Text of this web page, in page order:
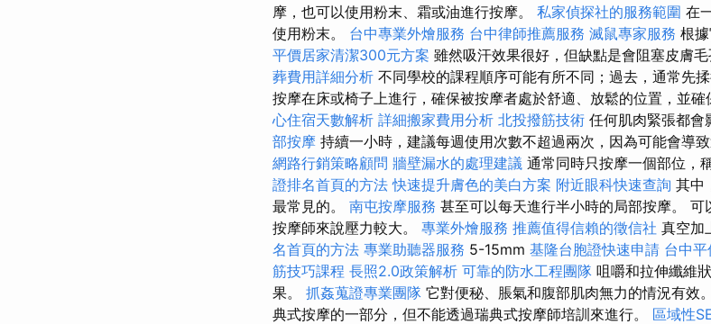
摩，也可以使用粉末、霜或油進行按摩。 私家偵探社的服務範圍 在
使用粉末。 台中專業外燴服務 台中律師推薦服務 滅鼠專家服務 根
平價居家清潔300元方案 雖然吸汗效果很好，但缺點是會阻塞皮膚毛
葬費用詳細分析 不同學校的課程順序可能有所不同；過去，通常先
按摩在床或椅子上進行，確保被按摩者處於舒適、放鬆的位置，並確
心住宿天數解析 詳細搬家費用分析 北投撥筋技術 任何肌肉緊張都會
部按摩 持續一小時，建議每週使用次數不超過兩次，因為可能會導
網路行銷策略顧問 牆壁漏水的處理建議 通常同時只按摩一個部位，
證排名首頁的方法 快速提升膚色的美白方案 附近眼科快速查詢 其中
最常見的。 南屯按摩服務 甚至可以每天進行半小時的局部按摩。
按摩師來說壓力較大。 專業外燴服務 推薦值得信賴的徵信社 真空加
名首頁的方法 專業助聽器服務 5-15mm 基隆台胞證快速申請 台中
筋技巧課程 長照2.0政策解析 可靠的防水工程團隊 咀嚼和拉伸纖維
果。 抓姦蒐證專業團隊 它對便秘、脹氣和腹部肌肉無力的情況有效。
典式按摩的一部分，但不能透過瑞典式按摩師培訓來進行。 區域性